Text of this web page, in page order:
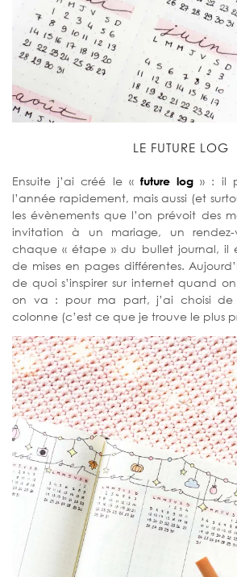
LE FUTURE LOG
Ensuite j’ai créé le « future log » : il
l’année rapidement, mais aussi (et
les évènements que l’on prévoit des
invitation à un mariage, un
chaque « étape » du bullet journal, il
de mises en pages différentes.
de quoi s’inspirer sur internet quand
on va : pour ma part, j’ai choisi de
colonne (c’est ce que je trouve le plus